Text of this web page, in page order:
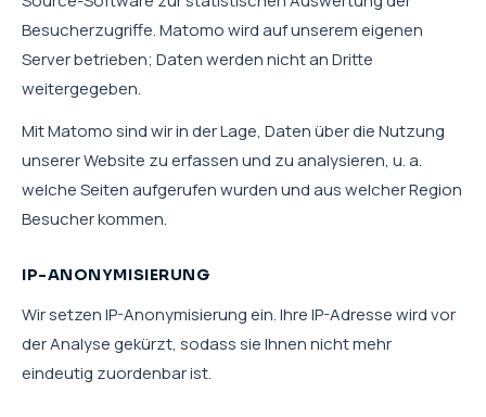
Besucherzugriffe. Matomo wird auf unserem eigenen
Server betrieben; Daten werden nicht an Dritte
weitergegeben.
Mit Matomo sind wir in der Lage, Daten über die Nutzung
unserer Website zu erfassen und zu analysieren, u. a.
welche Seiten aufgerufen wurden und aus welcher Region
Besucher kommen.
IP-ANONYMISIERUNG
Wir setzen IP-Anonymisierung ein. Ihre IP-Adresse wird vor
der Analyse gekürzt, sodass sie Ihnen nicht mehr
eindeutig zuordenbar ist.